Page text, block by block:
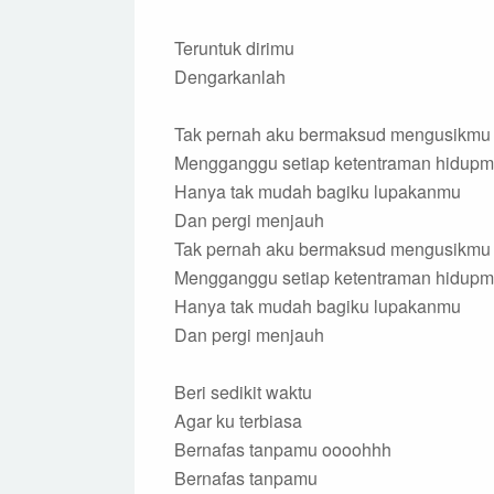
Teruntuk dirimu
Dengarkanlah
Tak pernah aku bermaksud mengusikmu
Mengganggu setiap ketentraman
Hanya tak mudah bagiku lupakanmu
Dan pergi menjauh
Tak pernah aku bermaksud mengusikmu
Mengganggu setiap ketentraman
Hanya tak mudah bagiku lupakanmu
Dan pergi menjauh
Beri sedikit waktu
Agar ku terbiasa
Bernafas tanpamu oooohhh
Bernafas tanpamu